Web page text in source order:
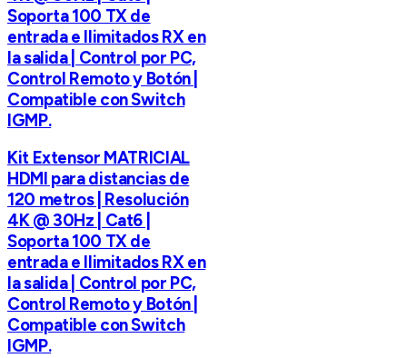
Soporta 100 TX de
entrada e Ilimitados RX en
la salida | Control por PC,
Control Remoto y Botón |
Compatible con Switch
IGMP.
Kit Extensor MATRICIAL
HDMI para distancias de
120 metros | Resolución
4K @ 30Hz | Cat6 |
Soporta 100 TX de
entrada e Ilimitados RX en
la salida | Control por PC,
Control Remoto y Botón |
Compatible con Switch
IGMP.